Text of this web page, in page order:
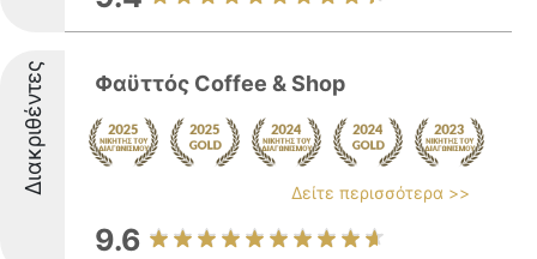
Διακριθέντες Φαϋττός Coffee & Shop
Δείτε περισσότερα >>
9.6